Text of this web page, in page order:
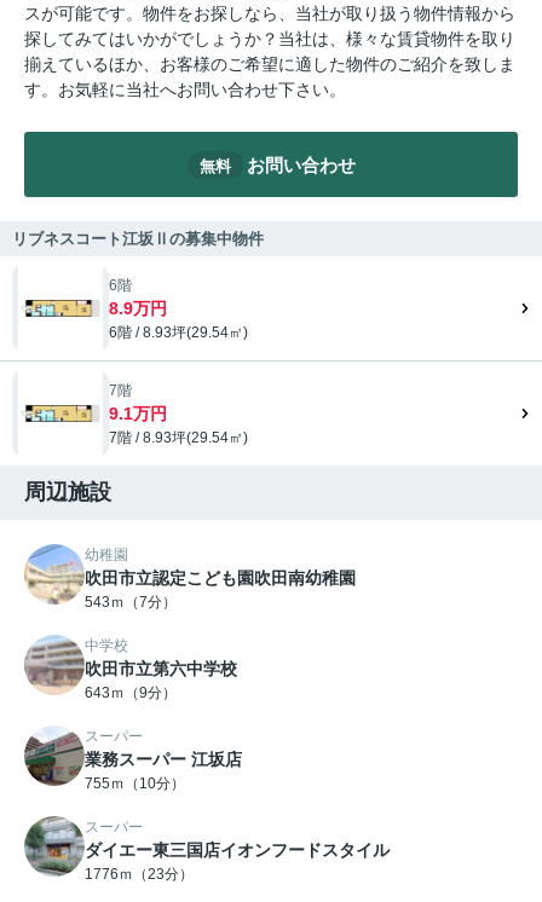
スが可能です。物件をお探しなら、当社が取り扱う物件情報から
探してみてはいかがでしょうか？当社は、様々な賃貸物件を取り
揃えているほか、お客様のご希望に適した物件のご紹介を致しま
す。お気軽に当社へお問い合わせ下さい。
無料 お問い合わせ
リブネスコート江坂Ⅱの募集中物件
6階
8.9万円
6階 / 8.93坪(29.54㎡)
7階
9.1万円
7階 / 8.93坪(29.54㎡)
周辺施設
幼稚園
吹田市立認定こども園吹田南幼稚園
543ｍ（7分）
中学校
吹田市立第六中学校
643ｍ（9分）
スーパー
業務スーパー 江坂店
755ｍ（10分）
スーパー
ダイエー東三国店イオンフードスタイル
1776ｍ（23分）